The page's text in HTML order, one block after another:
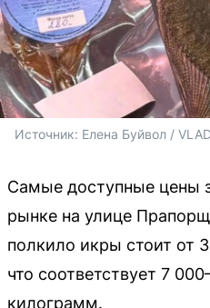
Источник: Елена Буйвол /
Самые доступные цены
рынке на улице
полкило икры стоит от
что соответствует 7
килограмм.